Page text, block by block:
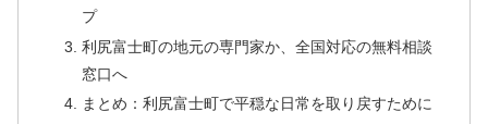
プ
利尻富士町の地元の専門家か、全国対応の無料相談
窓口へ
まとめ：利尻富士町で平穏な日常を取り戻すために